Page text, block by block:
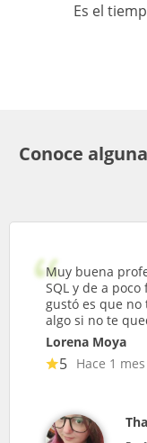
Es el
Conoce
Muy buena
SQL y de a
gustó es que
algo si no te
Lorena Moya
5 Hace 1 mes